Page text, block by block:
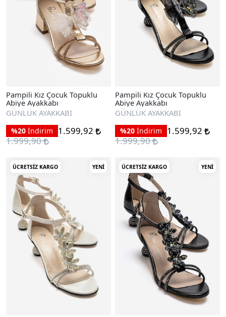
Pampili Kız Çocuk Topuklu
Abiye Ayakkabı
GÜNLÜK AYAKKABI
%20 İndirim
1.599,92
1.999,90
Pampili Kız Çocuk Topuklu
Abiye Ayakkabı
GÜNLÜK AYAKKABI
%20 İndirim
1.599,92
1.999,90
ÜCRETSIZ KARGO YENI ÜCRETSIZ KARGO YENI